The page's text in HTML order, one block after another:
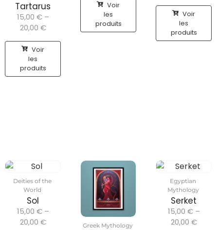
Tartarus
15,00 € –
20,00 €
Voir
les
produits
Voir
les
produits
Voir
les
produits
Deities of the
World
Sol
15,00 € –
20,00 € Greek Mythology
Egyptian
Mythology
Serket
15,00 € –
20,00 €